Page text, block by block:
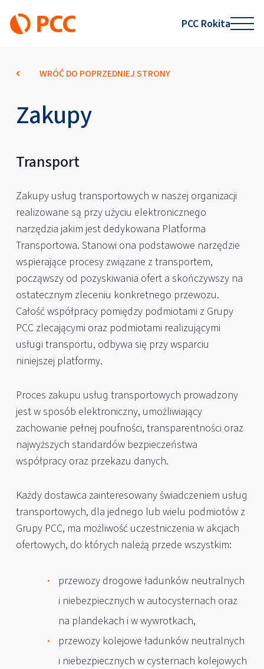
PCC Rokita
WRÓĆ DO POPRZEDNIEJ STRONY
Zakupy
Transport
Zakupy usług transportowych w naszej organizacji
realizowane są przy użyciu elektronicznego
narzędzia jakim jest dedykowana Platforma
Transportowa. Stanowi ona podstawowe narzędzie
wspierające procesy związane z transportem,
począwszy od pozyskiwania ofert a skończywszy na
ostatecznym zleceniu konkretnego przewozu.
Całość współpracy pomiędzy podmiotami z Grupy
PCC zlecającymi oraz podmiotami realizującymi
usługi transportu, odbywa się przy wsparciu
niniejszej platformy.
Proces zakupu usług transportowych prowadzony
jest w sposób elektroniczny, umożliwiający
zachowanie pełnej poufności, transparentności oraz
najwyższych standardów bezpieczeństwa
współpracy oraz przekazu danych.
Każdy dostawca zainteresowany świadczeniem usług
transportowych, dla jednego lub wielu podmiotów z
Grupy PCC, ma możliwość uczestniczenia w akcjach
ofertowych, do których należą przede wszystkim:
przewozy drogowe ładunków neutralnych
i niebezpiecznych w autocysternach oraz
na plandekach i w wywrotkach,
przewozy kolejowe ładunków neutralnych
i niebezpiecznych w cysternach kolejowych